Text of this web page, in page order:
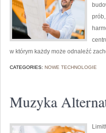
w którym każdy może odnaleźć
CATEGORIES: NOWE TECHNOLOGIE
Muzyka